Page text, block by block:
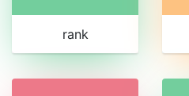
rank